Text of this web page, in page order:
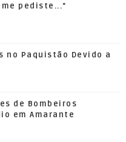
pediste..."
no Paquistão Devido a
de Bombeiros
em Amarante